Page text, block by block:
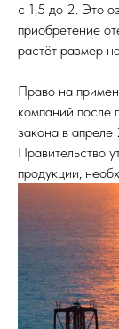
с 1,5 до 2. Это
приобретение
растёт размер
Право на
компаний после
закона в
Правительство
продукции,